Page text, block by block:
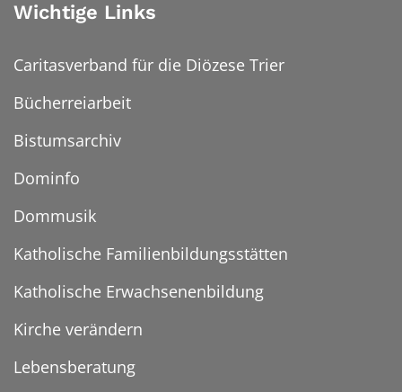
Wichtige Links
Caritasverband für die Diözese Trier
Bücherreiarbeit
Bistumsarchiv
Dominfo
Dommusik
Katholische Familienbildungsstätten
Katholische Erwachsenenbildung
Kirche verändern
Lebensberatung